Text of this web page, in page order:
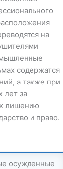
на
содержатся
а также при
лет за
лишению
и право.
осужденные